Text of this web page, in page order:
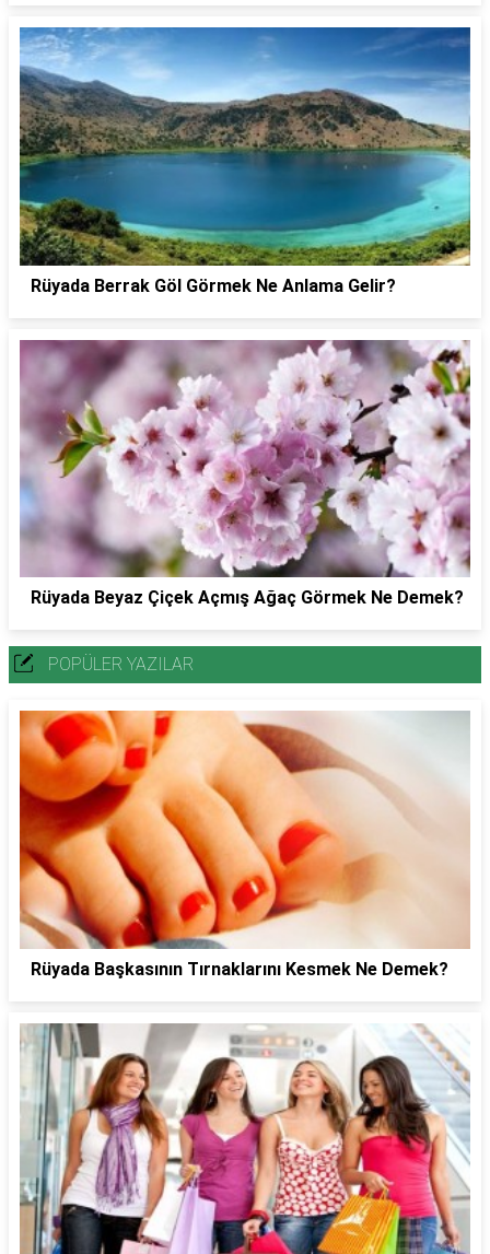
Rüyada Berrak Göl Görmek Ne Anlama Gelir?
Rüyada Beyaz Çiçek Açmış Ağaç Görmek Ne Demek?
POPÜLER YAZILAR
Rüyada Başkasının Tırnaklarını Kesmek Ne Demek?